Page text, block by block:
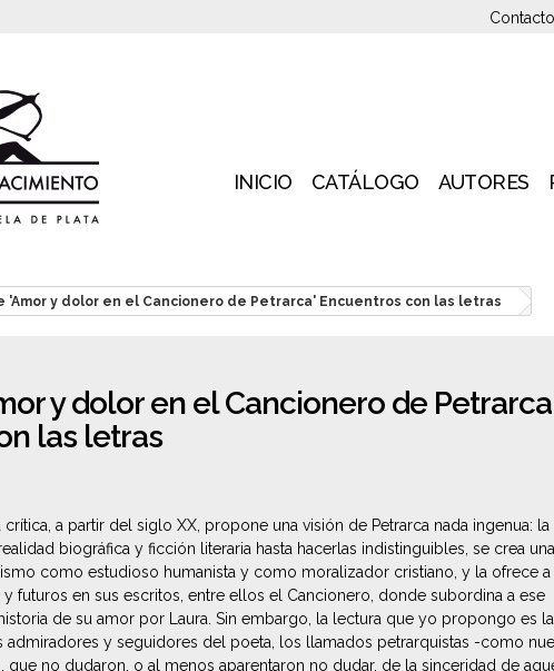
Contacto
INICIO CATÁLOGO AUTORES
'Amor y dolor en el Cancionero de Petrarca' Encuentros con las letras
y dolor en el Cancionero de
las letras
a partir del siglo XX, propone una visión de Petrarca nada ingenua: la
biográfica y ficción literaria hasta hacerlas indistinguibles, se crea una
como estudioso humanista y como moralizador cristiano, y la ofrece a
futuros en sus escritos, entre ellos el Cancionero, donde subordina a ese
de su amor por Laura. Sin embargo, la lectura que yo propongo es
admiradores y seguidores del poeta, los llamados petrarquistas -como
que no dudaron, o al menos aparentaron no dudar, de la sinceridad de